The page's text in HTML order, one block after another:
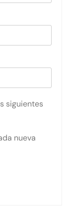
siguientes
nueva